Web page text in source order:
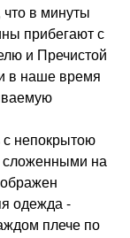
в минуты
прибегают с
и Пречистой
в наше время
непокрытою
на
одежда -
плече по